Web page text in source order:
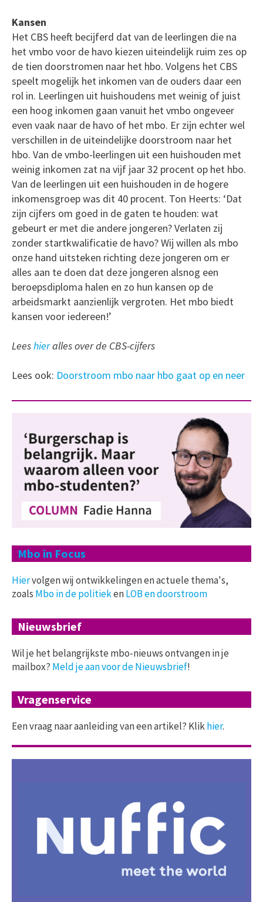
Kansen
Het CBS heeft becijferd dat van de leerlingen die na
het vmbo voor de havo kiezen uiteindelijk ruim zes op
de tien doorstromen naar het hbo. Volgens het CBS
speelt mogelijk het inkomen van de ouders daar een
rol in. Leerlingen uit huishoudens met weinig of juist
een hoog inkomen gaan vanuit het vmbo ongeveer
even vaak naar de havo of het mbo. Er zijn echter wel
verschillen in de uiteindelijke doorstroom naar het
hbo. Van de vmbo-leerlingen uit een huishouden met
weinig inkomen zat na vijf jaar 32 procent op het hbo.
Van de leerlingen uit een huishouden in de hogere
inkomensgroep was dit 40 procent. Ton Heerts: ‘Dat
zijn cijfers om goed in de gaten te houden: wat
gebeurt er met die andere jongeren? Verlaten zij
zonder startkwalificatie de havo? Wij willen als mbo
onze hand uitsteken richting deze jongeren om er
alles aan te doen dat deze jongeren alsnog een
beroepsdiploma halen en zo hun kansen op de
arbeidsmarkt aanzienlijk vergroten. Het mbo biedt
kansen voor iedereen!’
Leeshieralles over de CBS-cijfers
Lees ook: Doorstroom mbo naar hbo gaat op en neer
Mbo in Focus
Hiervolgen wij ontwikkelingen en actuele thema's,
zoals Mbo in de politiekenLOB en doorstroom
Nieuwsbrief
Wil je het belangrijkste mbo-nieuws ontvangen in je
mailbox? Meld je aan voor de Nieuwsbrief!
Vragenservice
Een vraag naar aanleiding van een artikel? Klikhier.